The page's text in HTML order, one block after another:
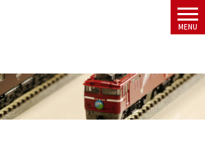
メニ
MENU